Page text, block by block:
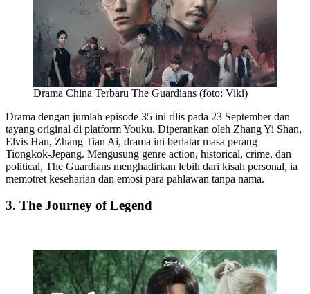
Drama China Terbaru The Guardians (foto: Viki)
Drama dengan jumlah episode 35 ini rilis pada 23 September dan
tayang original di platform Youku. Diperankan oleh Zhang Yi Shan,
Elvis Han, Zhang Tian Ai, drama ini berlatar masa perang
Tiongkok-Jepang. Mengusung genre action, historical, crime, dan
political, The Guardians menghadirkan lebih dari kisah personal, ia
memotret keseharian dan emosi para pahlawan tanpa nama.
3. The Journey of Legend